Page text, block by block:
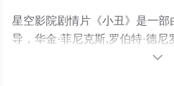
星空影院剧情片《小丑》是一部
导，华金·菲尼克斯,罗伯特·德尼
伊·惠格姆,弗兰西丝·康罗伊,布莱
